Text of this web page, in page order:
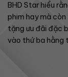
BHD Star hiểu
phim hay mà
tặng ưu đãi đặc
vào thứ ba hằng